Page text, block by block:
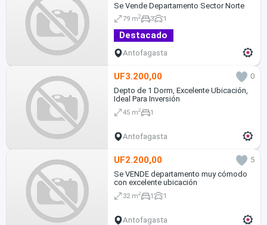
Se Vende Departamento Sector Norte
79 m2 3 1
Destacado
Antofagasta
UF3.200,00
0
Depto de 1 Dorm, Excelente Ubicación,
Ideal Para Inversión
45 m2 1
Antofagasta
UF2.200,00
5
Se VENDE departamento muy cómodo
con excelente ubicación
32 m2 1 1
Antofagasta